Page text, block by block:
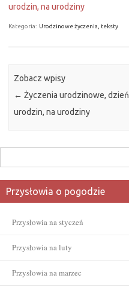
urodzin, na urodziny
Kategoria: Urodzinowe życzenia, teksty
Zobacz wpisy
← Życzenia urodzinowe, dzień
urodzin, na urodziny
Przysłowia o pogodzie
Przysłowia na styczeń
Przysłowia na luty
Przysłowia na marzec